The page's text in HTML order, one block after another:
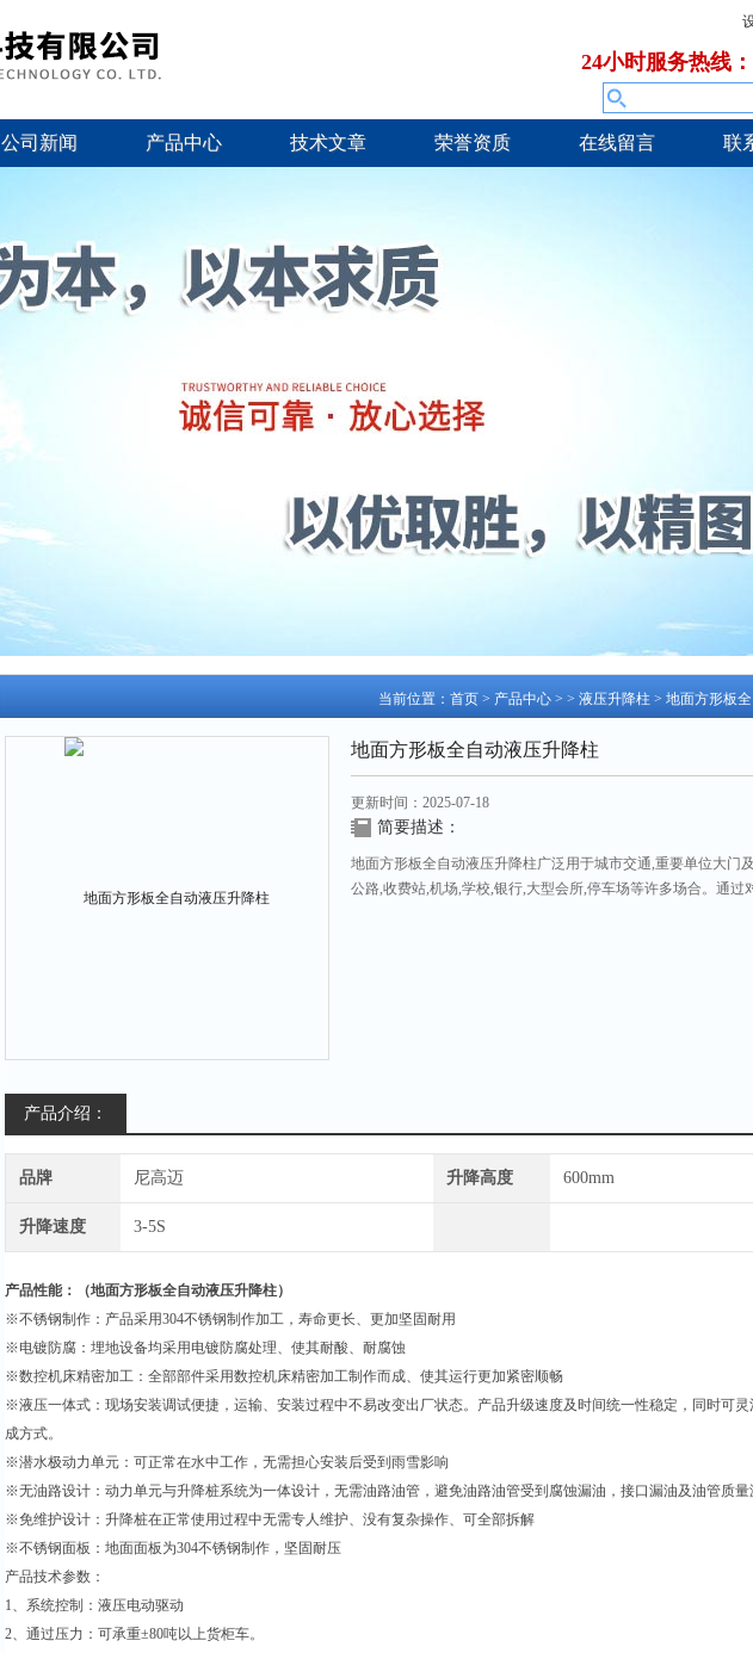
24小时服务热线
公司新闻 产品中心 技术文章 荣誉资质 在线留言 联
当前位置： 首页 > 产品中心 > > 液压升降柱 > 地面方形板
地面方形板全自动液压升降柱
更新时间：2025-07-18
简要描述：
地面方形板全自动液压升降柱广泛用于城市交通,重要单位大门
公路,收费站,机场,学校,银行,大型会所,停车场等许多场合。通过
产品介绍：
品牌 尼高迈 升降高度 600mm
升降速度 3-5S
产品性能：（地面方形板全自动液压升降柱）
※不锈钢制作：产品采用304不锈钢制作加工，寿命更长、更加坚固耐用
※电镀防腐：埋地设备均采用电镀防腐处理、使其耐酸、耐腐蚀
※数控机床精密加工：全部部件采用数控机床精密加工制作而成、使其运行更加紧密顺畅
※液压一体式：现场安装调试便捷，运输、安装过程中不易改变出厂状态。产品升级速度及时间统一性稳定，同时可灵
成方式。
※潜水极动力单元：可正常在水中工作，无需担心安装后受到雨雪影响
※无油路设计：动力单元与升降桩系统为一体设计，无需油路油管，避免油路油管受到腐蚀漏油，接口漏油及油管质量
※免维护设计：升降桩在正常使用过程中无需专人维护、没有复杂操作、可全部拆解
※不锈钢面板：地面面板为304不锈钢制作，坚固耐压
产品技术参数：
1、系统控制：液压电动驱动
2、通过压力：可承重±80吨以上货柜车。